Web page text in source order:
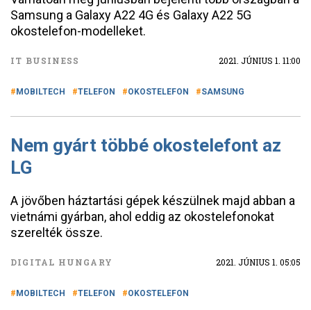
Samsung a Galaxy A22 4G és Galaxy A22 5G
okostelefon-modelleket.
IT BUSINESS 2021. JÚNIUS 1. 11:00
MOBILTECH TELEFON OKOSTELEFON SAMSUNG
Nem gyárt többé okostelefont az
LG
A jövőben háztartási gépek készülnek majd abban a
vietnámi gyárban, ahol eddig az okostelefonokat
szerelték össze.
DIGITAL HUNGARY 2021. JÚNIUS 1. 05:05
MOBILTECH TELEFON OKOSTELEFON